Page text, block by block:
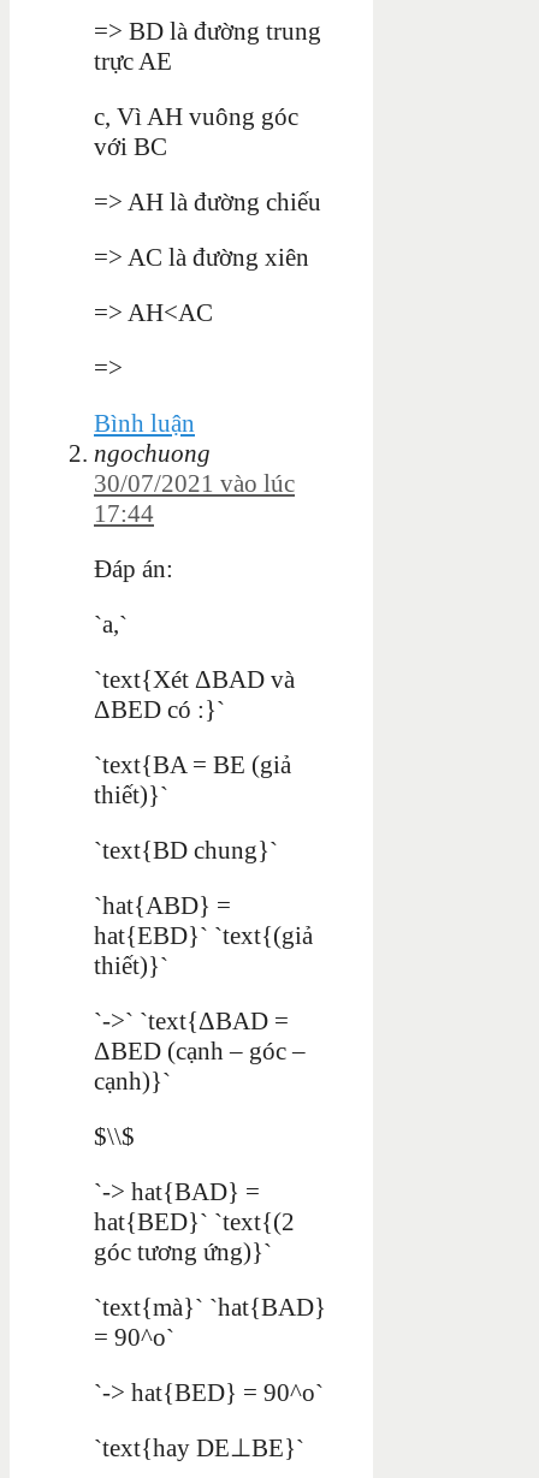
=> BD là đường trung
trực AE
c, Vì AH vuông góc
với BC
=> AH là đường chiếu
=> AC là đường xiên
=> AH<AC
=>
Bình luận
ngochuong
30/07/2021 vào lúc
17:44
Đáp án:
`a,`
`text{Xét ΔBAD và
ΔBED có :}`
`text{BA = BE (giả
thiết)}`
`text{BD chung}`
`hat{ABD} =
hat{EBD}` `text{(giả
thiết)}`
`->` `text{ΔBAD =
ΔBED (cạnh – góc –
cạnh)}`
$\\$
`-> hat{BAD} =
hat{BED}` `text{(2
góc tương ứng)}`
`text{mà}` `hat{BAD}
= 90^o`
`-> hat{BED} = 90^o`
`text{hay DE⊥BE}`